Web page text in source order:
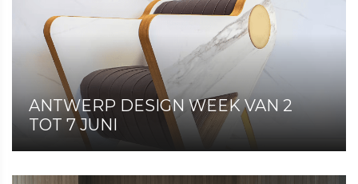
ANTWERP DESIGN WEEK VAN 2
TOT 7 JUNI